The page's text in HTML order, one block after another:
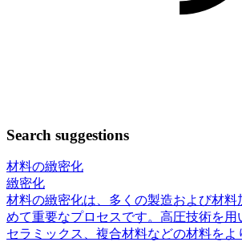
Search suggestions
材料の緻密化
緻密化
材料の緻密化は、多くの製造および材料
めて重要なプロセスです。高圧技術を用
セラミックス、複合材料などの材料を